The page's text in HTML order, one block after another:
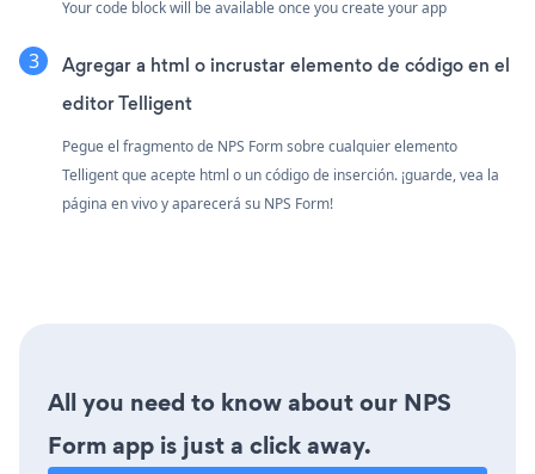
Your code block will be available once you create your app
Agregar a html o incrustar elemento de código en el
editor Telligent
Pegue el fragmento de NPS Form sobre cualquier elemento
Telligent que acepte html o un código de inserción. ¡guarde, vea la
página en vivo y aparecerá su NPS Form!
All you need to know about our NPS
Form app is just a click away.